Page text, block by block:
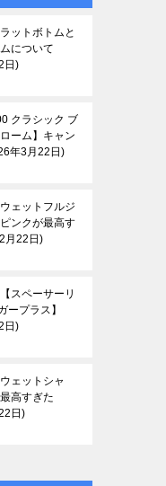
ットボトムと
について
日
クラシック ブ
ーム】キャン
年3月22日
ェットフルジ
ンクが最高す
月22日
スペーサーリ
ープラス】
日
ェットシャ
高すぎた
日